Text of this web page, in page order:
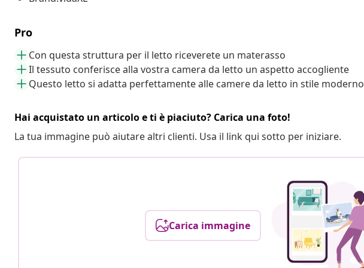
Pro
Con questa struttura per il letto riceverete un materasso
Il tessuto conferisce alla vostra camera da letto un aspetto accogliente
Questo letto si adatta perfettamente alle camere da letto in stile moderno
Hai acquistato un articolo e ti è piaciuto? Carica una foto!
La tua immagine può aiutare altri clienti. Usa il link qui sotto per iniziare.
Carica immagine